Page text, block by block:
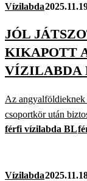
Vízilabda
JÓL
KIKAPOTT
VÍZILABDA
Az angyalföldieknek
csoportkör után
férfi vízilabda BL
Vízilabda